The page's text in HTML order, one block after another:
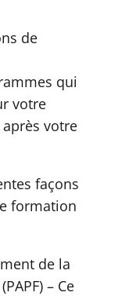
de
qui
votre
votre
façons
formation
de la
– Ce